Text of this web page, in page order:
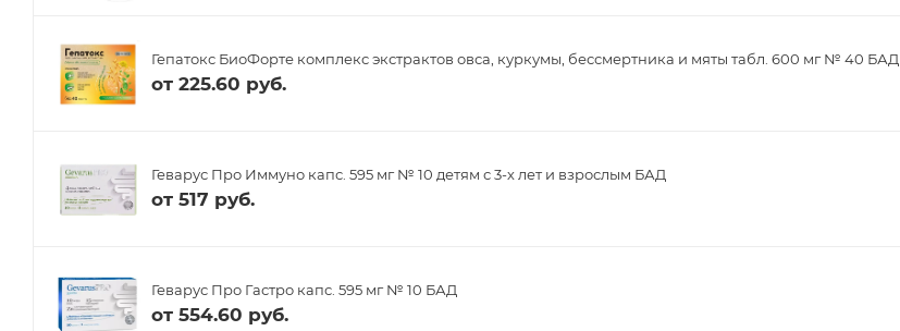
Гепатокс БиоФорте комплекс экстрактов овса, куркумы, бессмертника и мяты табл. 600 мг № 40 БАД
от 225.60 руб.
Геварус Про Иммуно капс. 595 мг № 10 детям с 3-х лет и взрослым БАД
от 517 руб.
Геварус Про Гастро капс. 595 мг № 10 БАД
от 554.60 руб.